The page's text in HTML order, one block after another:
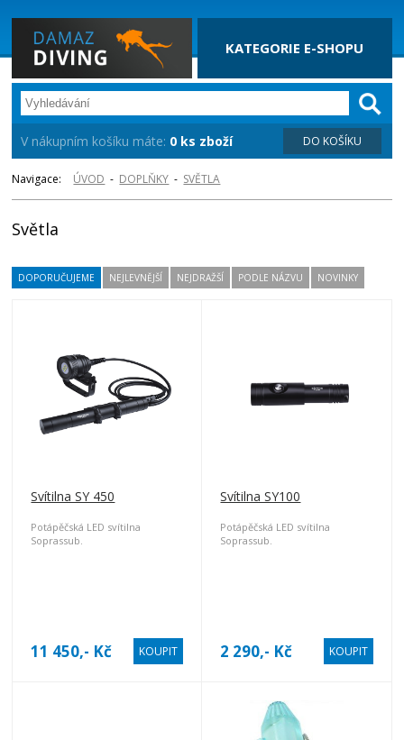
KATEGORIE E-SHOPU
V nákupním košíku máte: 0 ks zboží DO KOŠÍKU
Navigace: ÚVOD - DOPLŇKY - SVĚTLA
Světla
DOPORUČUJEME NEJLEVNĚJŠÍ NEJDRAŽŠÍ PODLE NÁZVU NOVINKY
Svítilna SY 450
Potápěčská LED svítilna
Soprassub.
11 450,- Kč KOUPIT
Svítilna SY100
Potápěčská LED svítilna
Soprassub.
2 290,- Kč KOUPIT